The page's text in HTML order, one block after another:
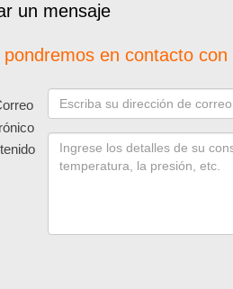
un mensaje
pondremos en contacto